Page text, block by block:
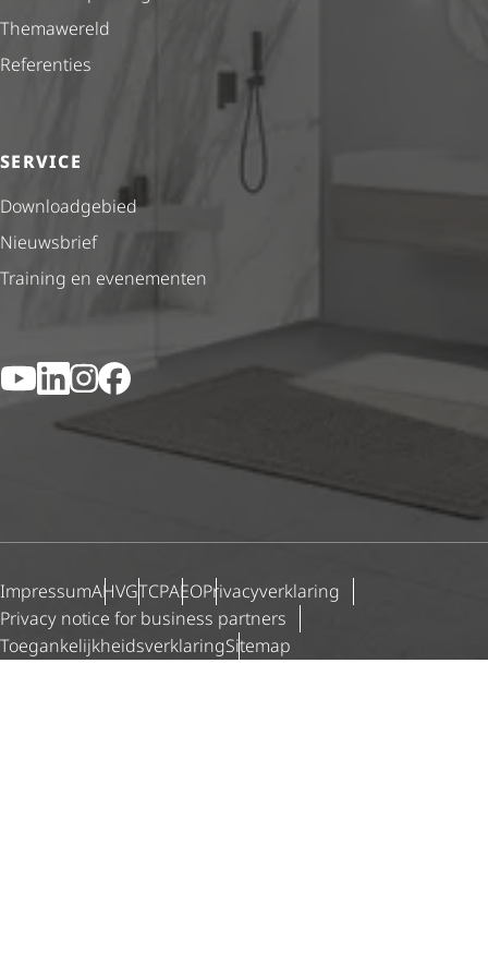
Themawereld
Referenties
SERVICE
Downloadgebied
Nieuwsbrief
Training en evenementen
YouTubeLinkedIn
Instagram
Facebook
ImpressumAHVGTCPAEOPriva­cy­ver­kla­ring
Privacy notice for business partners
Toegan­ke­lijk­heids­ver­kla­ringSitemap